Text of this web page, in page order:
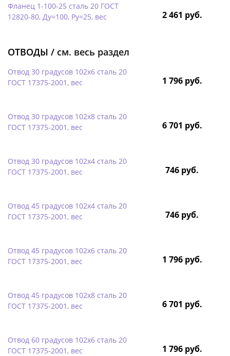
Фланец 1-100-25 сталь 20 ГОСТ
12820-80, Ду=100, Ру=25, вес
2 461 руб.
ОТВОДЫ / см. весь раздел
Отвод 30 градусов 102х6 сталь 20
ГОСТ 17375-2001, вес
1 796 руб.
Отвод 30 градусов 102х8 сталь 20
ГОСТ 17375-2001, вес
6 701 руб.
Отвод 30 градусов 102х4 сталь 20
ГОСТ 17375-2001, вес
746 руб.
Отвод 45 градусов 102х4 сталь 20
ГОСТ 17375-2001, вес
746 руб.
Отвод 45 градусов 102х6 сталь 20
ГОСТ 17375-2001, вес
1 796 руб.
Отвод 45 градусов 102х8 сталь 20
ГОСТ 17375-2001, вес
6 701 руб.
Отвод 60 градусов 102х6 сталь 20
ГОСТ 17375-2001, вес
1 796 руб.